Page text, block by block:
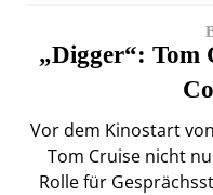
„Digger“: Tom
Vor dem Kinostart
Tom Cruise nicht
Rolle für